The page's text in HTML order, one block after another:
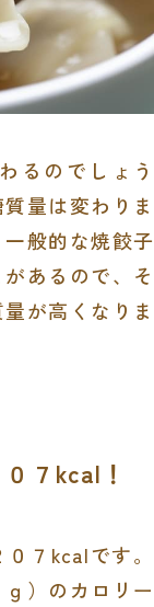
るのでしょう
量は変わりま
般的な焼餃子
あるので、そ
が高くなりま
７kcal！
７kcalです。
）のカロリー